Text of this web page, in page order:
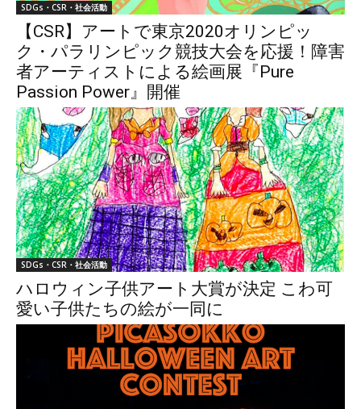
SDGs・CSR・社会活動
【CSR】アートで東京2020オリンピッ
ク・パラリンピック競技大会を応援！障害
者アーティストによる絵画展『Pure
Passion Power』開催
SDGs・CSR・社会活動
ハロウィン子供アート大賞が決定 こわ可
愛い子供たちの絵が一同に